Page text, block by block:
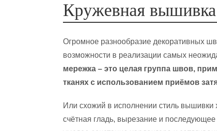
Кружевная
Огромное разнообразие декоративных
возможности в реализации самых
мережка – это целая группа швов,
тканях с использованием приёмов
Или схожий в исполнении стиль
счётная гладь, вырезание и